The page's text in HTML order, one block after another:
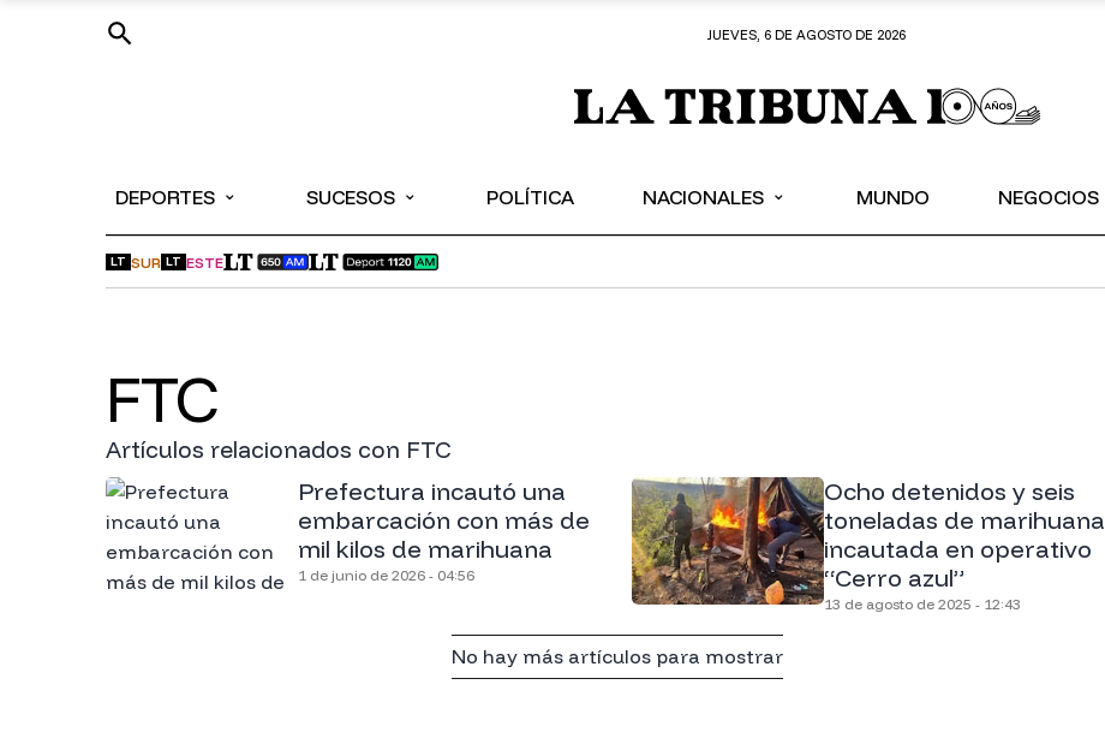
JUEVES, 6 DE AGOSTO DE 2026
DEPORTES ⌄ SUCESOS ⌄ POLÍTICA NACIONALES ⌄ MUNDO NEGOCIOS
LT SUR LT ESTE
FTC
Artículos relacionados con FTC
Prefectura incautó una
embarcación con más de
mil kilos de marihuana
1 de junio de 2026 - 04:56
Ocho detenidos y seis
toneladas de marihuana
incautada en operativo
“Cerro azul”
13 de agosto de 2025 - 12:43
No hay más artículos para mostrar